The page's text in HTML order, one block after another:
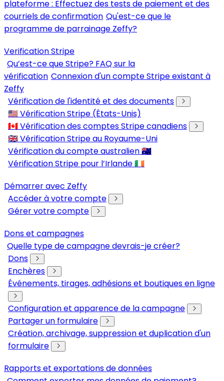
plateforme : Effectuez des tests de paiement et des
courriels de confirmation Qu'est-ce que le
programme de parrainage Zeffy?
Verification Stripe
Qu’est-ce que Stripe? FAQ sur la
vérification Connexion d'un compte Stripe existant à
Zeffy
Vérification de l'identité et des documents
🇺🇸 Vérification Stripe (États-Unis)
🇨🇦 Vérification des comptes Stripe canadiens
🇬🇧 Vérification Stripe au Royaume-Uni
Vérification du compte australien 🇦🇺
Vérification Stripe pour l’Irlande 🇮🇪
Démarrer avec Zeffy
Accéder à votre compte
Gérer votre compte
Dons et campagnes
Quelle type de campagne devrais-je créer?
Dons
Enchères
Événements, tirages, adhésions et boutiques en ligne
Configuration et apparence de la campagne
Partager un formulaire
Création, archivage, suppression et duplication d'un
formulaire
Rapports et exportations de données